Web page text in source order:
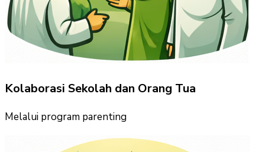
Kolaborasi Sekolah dan Orang Tua
Melalui program parenting